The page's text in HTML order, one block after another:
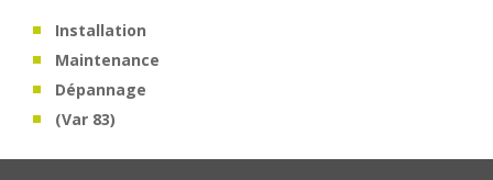
Installation
Maintenance
Dépannage
(Var 83)